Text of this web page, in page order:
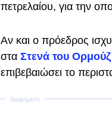
πετρελαίου, για την
Αν και ο πρόεδρος
στα Στενά του Ορμούζ
επιβεβαιώσει το